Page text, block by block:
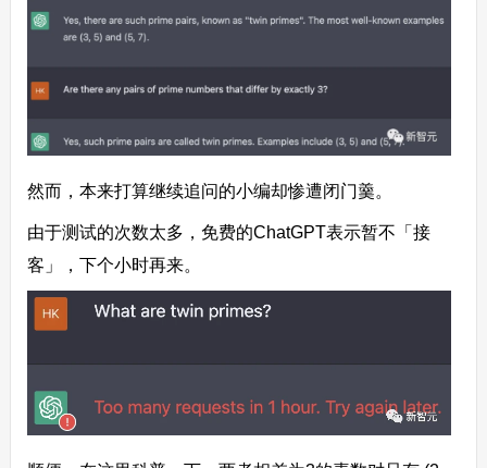
然而，本来打算继续追问的小编却惨遭闭门羹。
由于测试的次数太多，免费的ChatGPT表示暂不「接
客」，下个小时再来。